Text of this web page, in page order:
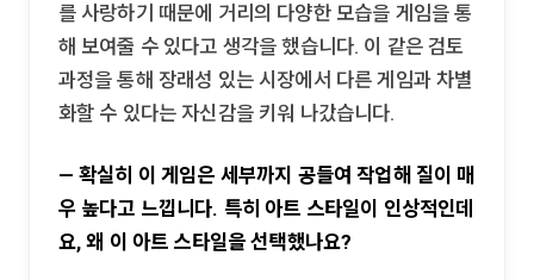
를 사랑하기 때문에 거리의 다양한 모습을 게임을 통
해 보여줄 수 있다고 생각을 했습니다. 이 같은 검토
과정을 통해 장래성 있는 시장에서 다른 게임과 차별
화할 수 있다는 자신감을 키워 나갔습니다.
— 확실히 이 게임은 세부까지 공들여 작업해 질이 매
우 높다고 느낍니다. 특히 아트 스타일이 인상적인데
요, 왜 이 아트 스타일을 선택했나요?